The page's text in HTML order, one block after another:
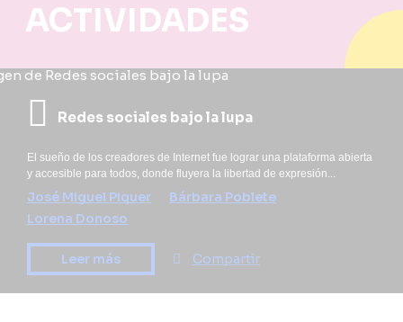
ACTIVIDADES
Redes sociales bajo la lupa
El sueño de los creadores de Internet fue lograr una plataforma abierta
y accesible para todos, donde fluyera la libertad de expresión...
José Miguel Piquer
Bárbara Poblete
Lorena Donoso
Leer más Compartir